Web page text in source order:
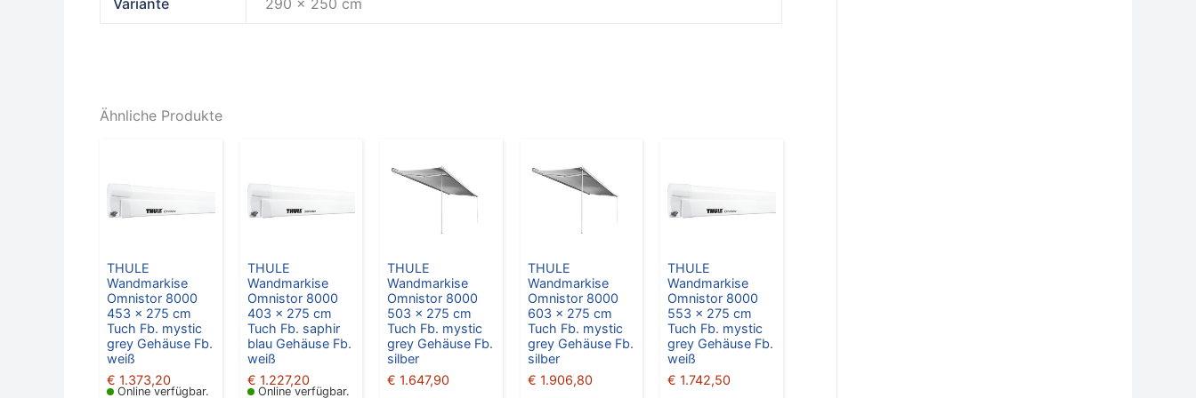
Ähnliche Produkte
THULE
Wandmarkise
Omnistor 8000
453 x 275 cm
Tuch Fb. mystic
grey Gehäuse Fb.
weiß
€ 1.373,20
Online verfügbar.
THULE
Wandmarkise
Omnistor 8000
403 x 275 cm
Tuch Fb. saphir
blau Gehäuse Fb.
weiß
€ 1.227,20
Online verfügbar.
THULE
Wandmarkise
Omnistor 8000
503 x 275 cm
Tuch Fb. mystic
grey Gehäuse Fb.
silber
€ 1.647,90
THULE
Wandmarkise
Omnistor 8000
603 x 275 cm
Tuch Fb. mystic
grey Gehäuse Fb.
silber
€ 1.906,80
THULE
Wandmarkise
Omnistor 8000
553 x 275 cm
Tuch Fb. mystic
grey Gehäuse Fb.
weiß
€ 1.742,50